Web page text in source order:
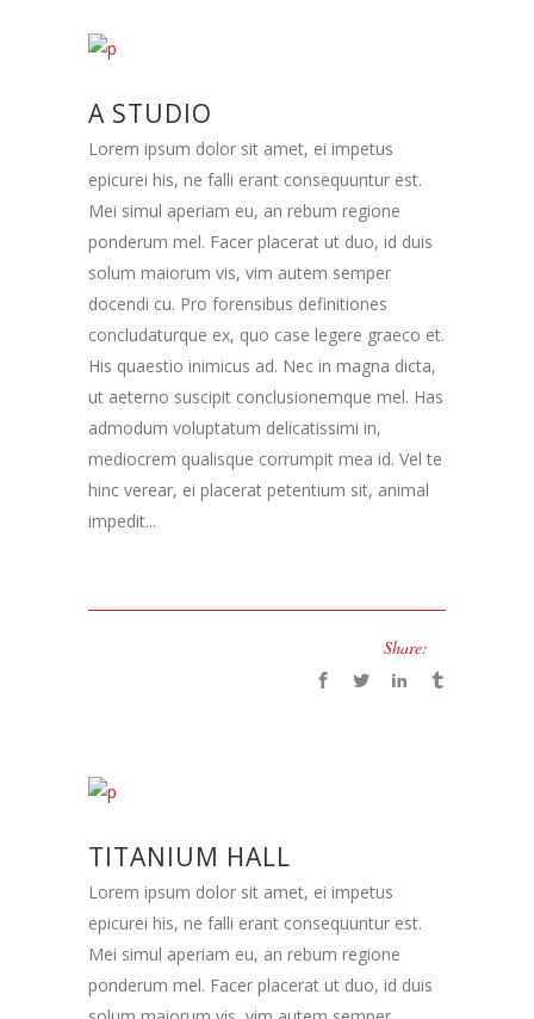
A STUDIO
Lorem ipsum dolor sit amet, ei impetus
epicurei his, ne falli erant consequuntur est.
Mei simul aperiam eu, an rebum regione
ponderum mel. Facer placerat ut duo, id duis
solum maiorum vis, vim autem semper
docendi cu. Pro forensibus definitiones
concludaturque ex, quo case legere graeco et.
His quaestio inimicus ad. Nec in magna dicta,
ut aeterno suscipit conclusionemque mel. Has
admodum voluptatum delicatissimi in,
mediocrem qualisque corrumpit mea id. Vel te
hinc verear, ei placerat petentium sit, animal
impedit...
Share:
TITANIUM HALL
Lorem ipsum dolor sit amet, ei impetus
epicurei his, ne falli erant consequuntur est.
Mei simul aperiam eu, an rebum regione
ponderum mel. Facer placerat ut duo, id duis